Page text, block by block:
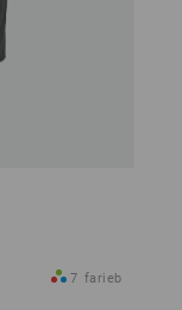
7 farieb